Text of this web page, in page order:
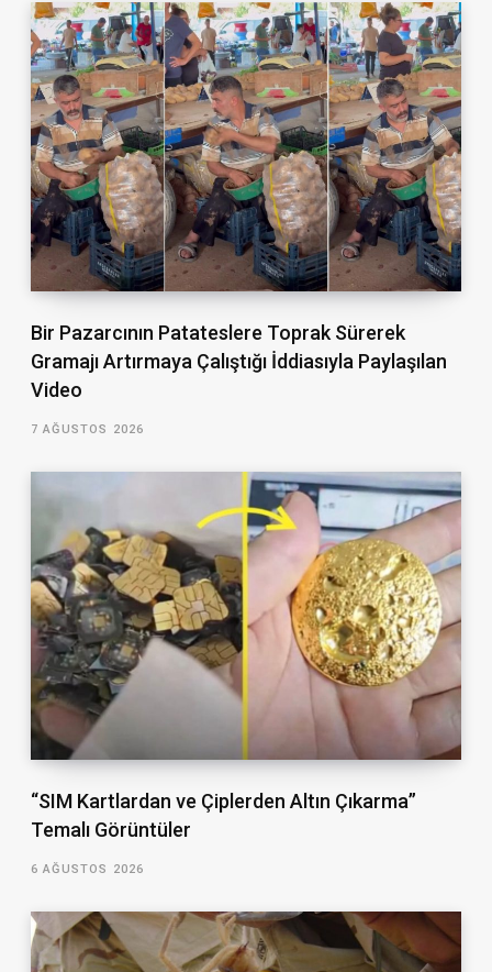
Bir Pazarcının Patateslere Toprak Sürerek
Gramajı Artırmaya Çalıştığı İddiasıyla Paylaşılan
Video
7 AĞUSTOS 2026
“SIM Kartlardan ve Çiplerden Altın Çıkarma”
Temalı Görüntüler
6 AĞUSTOS 2026